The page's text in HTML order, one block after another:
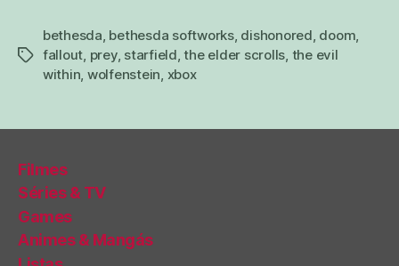
tags
bethesda, bethesda softworks, dishonored, doom,
fallout, prey, starfield,the elder scrolls, the evil
within, wolfenstein, xbox
Filmes
Séries & TV
Games
Animes & Mangás